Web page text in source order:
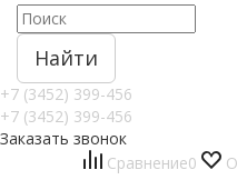
Найти
+7 (3452) 399-456
+7 (3452) 399-456
Заказать звонок
Сравнение0